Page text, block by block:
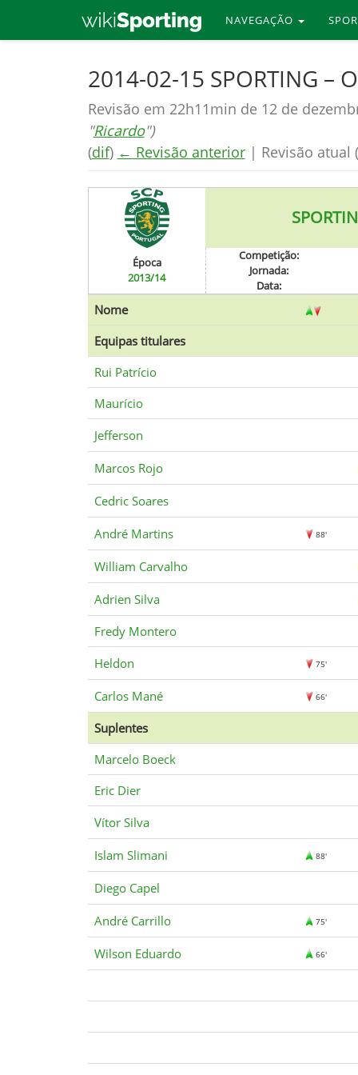
NAVEGAÇÃO
2014-02-15 SPORTING –
Revisão em 22h11min de 12 de
"Ricardo")
(dif) ← Revisão anterior| Revisão atual
Época
2013/14
Competição:
Jornada:
Data:
Nome
Equipas titulares
Rui Patrício
Maurício
Jefferson
Marcos Rojo
Cedric Soares
André Martins 88'
William Carvalho
Adrien Silva
Fredy Montero
Heldon
75'
Carlos Mané 66'
Suplentes
Marcelo Boeck
Eric Dier
Vítor Silva
Islam Slimani 88'
Diego Capel
André Carrillo 75'
Wilson Eduardo 66'